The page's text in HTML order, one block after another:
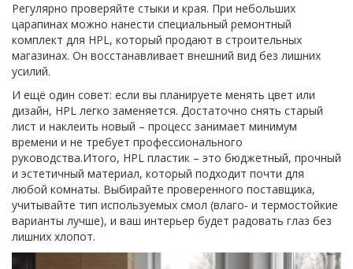
Регулярно проверяйте стыки и края. При небольших
царапинах можно нанести специальный ремонтный
комплект для HPL, который продают в строительных
магазинах. Он восстанавливает внешний вид без лишних
усилий.
И ещё один совет: если вы планируете менять цвет или
дизайн, HPL легко заменяется. Достаточно снять старый
лист и наклеить новый – процесс занимает минимум
времени и не требует профессионального
руководства.Итого, HPL пластик – это бюджетный, прочный
и эстетичный материал, который подходит почти для
любой комнаты. Выбирайте проверенного поставщика,
учитывайте тип используемых смол (влаго‑ и термостойкие
варианты лучше), и ваш интерьер будет радовать глаз без
лишних хлопот.